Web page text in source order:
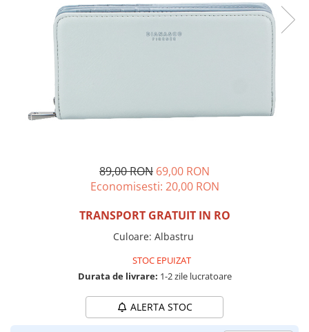
Incaltamine primavara-vara piele
Imbracaminte
Camasi si topuri
Blugi si pantaloni
Pulovere si cardigane
Rochii
89,00 RON 69,00 RON
Economisesti: 20,00 RON
TRANSPORT GRATUIT IN RO
Culoare: Albastru
STOC EPUIZAT
Durata de livrare: 1-2 zile lucratoare
ALERTA STOC